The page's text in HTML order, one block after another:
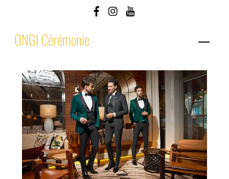
contentONGI Cérémonie